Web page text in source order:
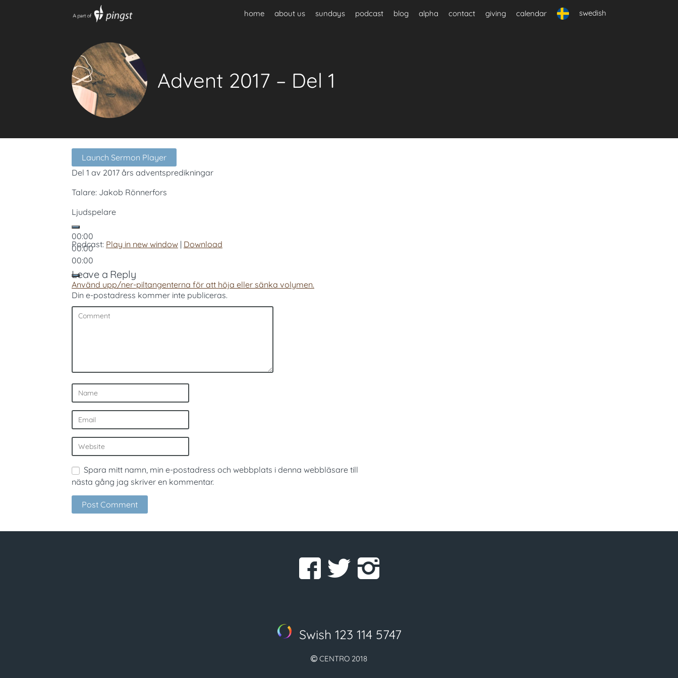
home about us sundays podcast blog alpha contact giving calendar swedish
Advent 2017 – Del 1
Launch Sermon Player
Del 1 av 2017 års adventspredikningar
Talare: Jakob Rönnerfors
Ljudspelare
00:00
00:00
00:00
Använd upp/ner-piltangenterna för att höja eller sänka volymen.
Podcast: Play in new window | Download
Leave a Reply
Din e-postadress kommer inte publiceras.
Spara mitt namn, min e-postadress och webbplats i denna webbläsare till
nästa gång jag skriver en kommentar.
Swish 123 114 5747
CENTRO 2018